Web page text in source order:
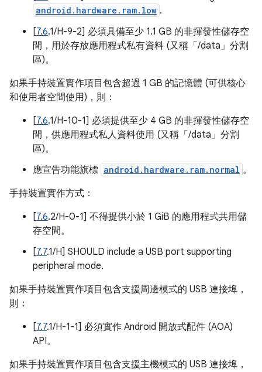
android.hardware.ram.low .
[7.6.1/H-9-2] 必須具備至少 1.1 GB 的非揮發性儲存空
間，用於存放應用程式私有資料 (又稱「/data」分割
區)。
如果手持裝置實作項目包含超過 1 GB 的記憶體 (可供核心
和使用者空間使用)，則：
[7.6.1/H-10-1] 必須提供至少 4 GB 的非揮發性儲存空
間，供應用程式私人資料使用 (又稱「/data」分割
區)。
應宣告功能旗標 android.hardware.ram.normal 。
手持裝置實作方式：
[7.6.2/H-0-1] 不得提供小於 1 GiB 的應用程式共用儲
存空間。
[7.7.1/H] SHOULD include a USB port supporting
peripheral mode.
如果手持裝置實作項目包含支援周邊模式的 USB 連接埠，
則：
[7.7.1/H-1-1] 必須實作 Android 開放式配件 (AOA)
API。
如果手持裝置實作項目包含支援主機模式的 USB 連接埠，